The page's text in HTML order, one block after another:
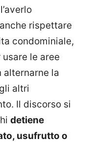
rispettare
condominiale,
le aree
alternarne la
altri
Il discorso si
detiene
usufrutto o